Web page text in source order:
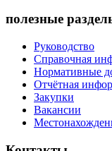
полезные
Руководство
Справочная
Нормативные
Отчётная
Закупки
Вакансии